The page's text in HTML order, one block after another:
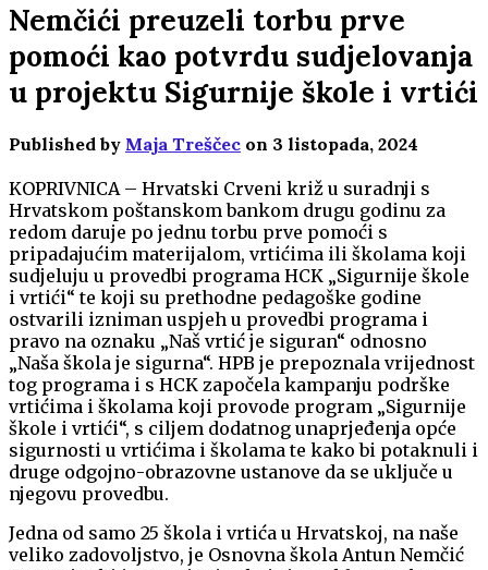
Nemčići preuzeli torbu prve
pomoći kao potvrdu sudjelovanja
u projektu Sigurnije škole i vrtići
Published by Maja Treščec on 3 listopada, 2024
KOPRIVNICA – Hrvatski Crveni križ u suradnji s
Hrvatskom poštanskom bankom drugu godinu za
redom daruje po jednu torbu prve pomoći s
pripadajućim materijalom, vrtićima ili školama koji
sudjeluju u provedbi programa HCK „Sigurnije škole
i vrtići“ te koji su prethodne pedagoške godine
ostvarili izniman uspjeh u provedbi programa i
pravo na oznaku „Naš vrtić je siguran“ odnosno
„Naša škola je sigurna“. HPB je prepoznala vrijednost
tog programa i s HCK započela kampanju podrške
vrtićima i školama koji provode program „Sigurnije
škole i vrtići“, s ciljem dodatnog unaprjeđenja opće
sigurnosti u vrtićima i školama te kako bi potaknuli i
druge odgojno-obrazovne ustanove da se uključe u
njegovu provedbu.
Jedna od samo 25 škola i vrtića u Hrvatskoj, na naše
veliko zadovoljstvo, je Osnovna škola Antun Nemčić